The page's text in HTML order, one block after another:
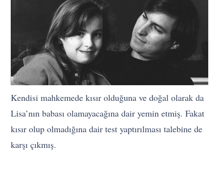
Kendisi mahkemede kısır olduğuna ve doğal olarak da
Lisa’nın babası olamayacağına dair yemin etmiş. Fakat
kısır olup olmadığına dair test yaptırılması talebine de
karşı çıkmış.